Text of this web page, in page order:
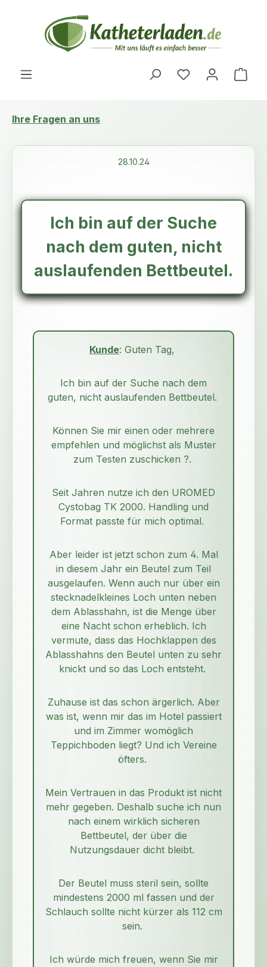
Zum Hauptinhalt springen
Du hast 0
Ihre Fragen an uns
28.10.24
Ich bin auf der Suche
nach dem guten, nicht
auslaufenden Bettbeutel.
Kunde: Guten Tag,
Ich bin auf der Suche nach dem
guten, nicht auslaufenden Bettbeutel.
Können Sie mir einen oder mehrere
empfehlen und möglichst als Muster
zum Testen zuschicken ?.
Seit Jahren nutze ich den UROMED
Cystobag TK 2000. Handling und
Format passte für mich optimal.
Aber leider ist jetzt schon zum 4. Mal
in diesem Jahr ein Beutel zum Teil
ausgelaufen. Wenn auch nur über ein
stecknadelkleines Loch unten neben
dem Ablasshahn, ist die Menge über
eine Nacht schon erheblich. Ich
vermute, dass das Hochklappen des
Ablasshahns den Beutel unten zu sehr
knickt und so das Loch entsteht.
Zuhause ist das schon ärgerlich. Aber
was ist, wenn mir das im Hotel passiert
und im Zimmer womöglich
Teppichboden liegt? Und ich Vereine
öfters.
Mein Vertrauen in das Produkt ist nicht
mehr gegeben. Deshalb suche ich nun
nach einem wirklich sicheren
Bettbeutel, der über die
Nutzungsdauer dicht bleibt.
Der Beutel muss steril sein, sollte
mindestens 2000 ml fassen und der
Schlauch sollte nicht kürzer als 112 cm
sein.
Ich würde mich freuen, wenn Sie mir